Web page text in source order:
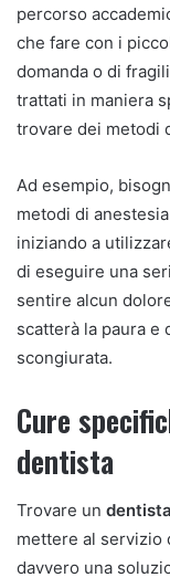
percorso
che fare con i
domanda o di
trattati in maniera
trovare dei metodi
Ad esempio,
metodi di
iniziando a
di eseguire una
sentire alcun
scatterà la paura e
scongiurata.
Cure
dentista
Trovare un
mettere al servizio
davvero una